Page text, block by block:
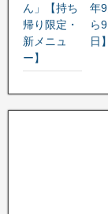
ん」【持ち
帰り限定・
新メニュ
ー】
年
ら
日】